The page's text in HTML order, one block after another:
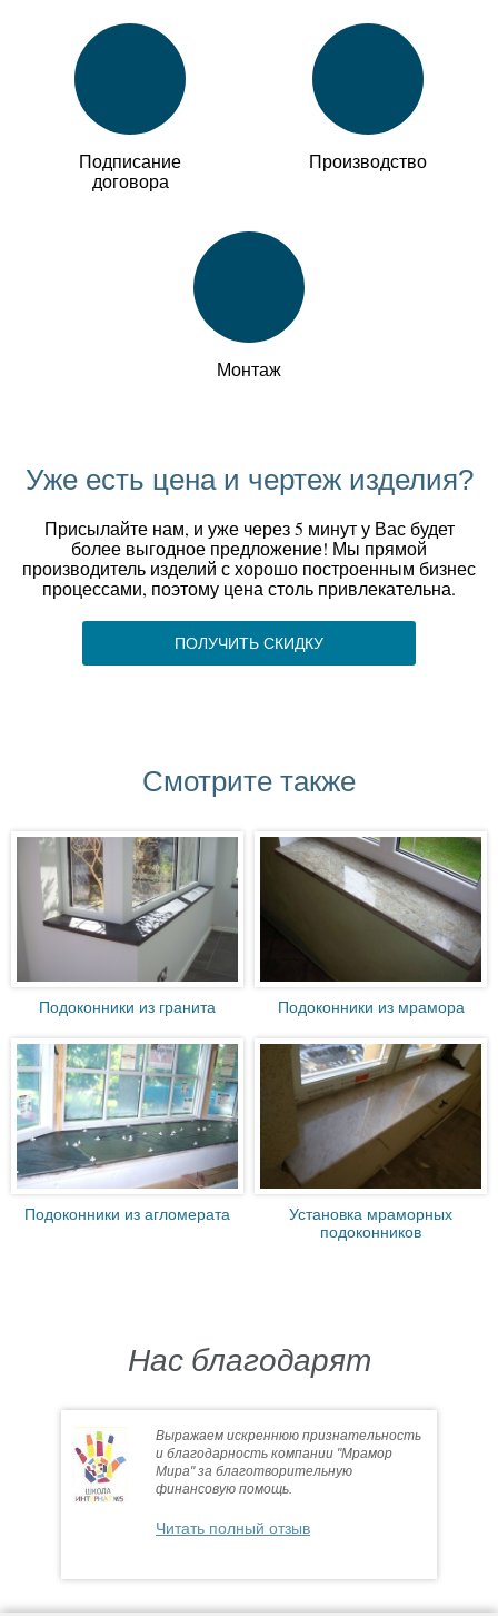
Подписание
договора
Производство
Монтаж
Уже есть цена и чертеж изделия?
Присылайте нам, и уже через 5 минут у Вас будет
более выгодное предложение! Мы прямой
производитель изделий с хорошо построенным бизнес
процессами, поэтому цена столь привлекательна.
ПОЛУЧИТЬ СКИДКУ
Смотрите также
Подоконники из гранита Подоконники из мрамора
Подоконники из агломерата
Установка мраморных
подоконников
Нас благодарят
Выражаем искреннюю признательность
и благодарность компании "Мрамор
Мира" за благотворительную
финансовую помощь.
Читать полный отзыв